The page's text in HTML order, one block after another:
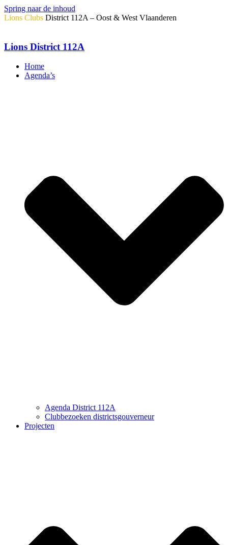
Spring naar de inhoud
Lions Clubs District 112A – Oost & West Vlaanderen
Lions District 112A
Home
Agenda’s
Agenda District 112A
Clubbezoeken districtsgouverneur
Projecten